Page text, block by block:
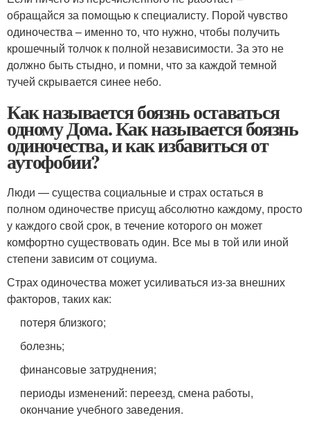
обращайся за помощью к специалисту. Порой чувство
одиночества – именно то, что нужно, чтобы получить
крошечный толчок к полной независимости. За это не
должно быть стыдно, и помни, что за каждой темной
тучей скрывается синее небо.
Как называется боязнь оставаться
одному Дома. Как называется боязнь
одиночества, и как избавиться от
аутофобии?
Люди — существа социальные и страх остаться в
полном одиночестве присущ абсолютно каждому, просто
у каждого свой срок, в течение которого он может
комфортно существовать один. Все мы в той или иной
степени зависим от социума.
Страх одиночества может усиливаться из-за внешних
факторов, таких как:
потеря близкого;
болезнь;
финансовые затруднения;
периоды изменений: переезд, смена работы,
окончание учебного заведения.